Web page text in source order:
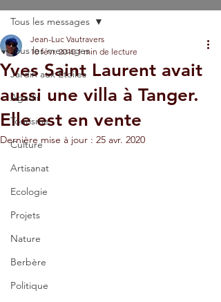
Tous les messages
Jardin aux Etoiles
Agadir
Tourisme
Culture
Artisanat
Ecologie
Projets
Nature
Berbère
Politique
Tous les messages
Yves Saint Laurent avait
aussi une villa à Tanger.
Elle est en vente
Jean-Luc Vautravers
10 févr. 2010 1 min de lecture
Dernière mise à jour : 25 avr. 2020